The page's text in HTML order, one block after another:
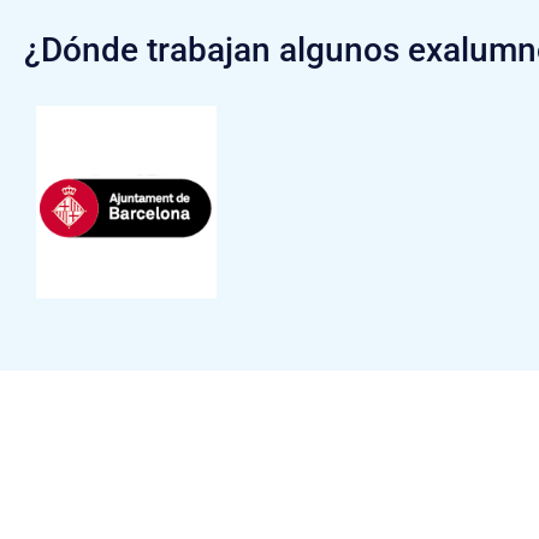
¿Dónde trabajan algunos